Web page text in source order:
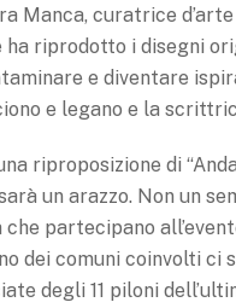
Manca, curatrice
riprodotto i disegni
e diventare
e legano e la
riproposizione di
un arazzo. Non un
partecipano
dei comuni coinvolti
degli 11 piloni